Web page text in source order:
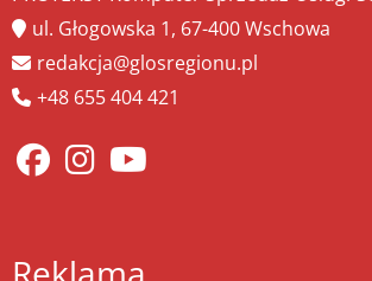
ul. Głogowska 1, 67-400 Wschowa
redakcja@glosregionu.pl
+48 655 404 421